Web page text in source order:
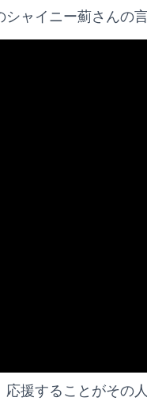
ャイニー薊さんの
援することがその